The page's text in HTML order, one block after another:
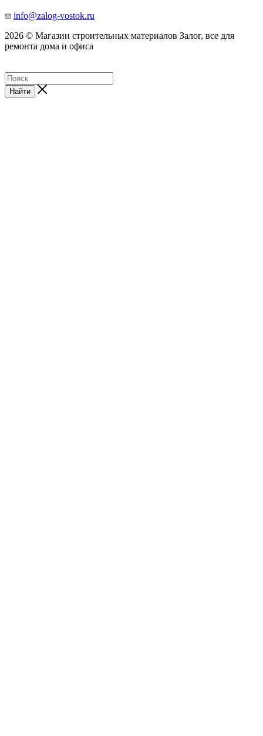
info@zalog-vostok.ru
2026 © Магазин строительных материалов Залог, все для
ремонта дома и офиса
Найти